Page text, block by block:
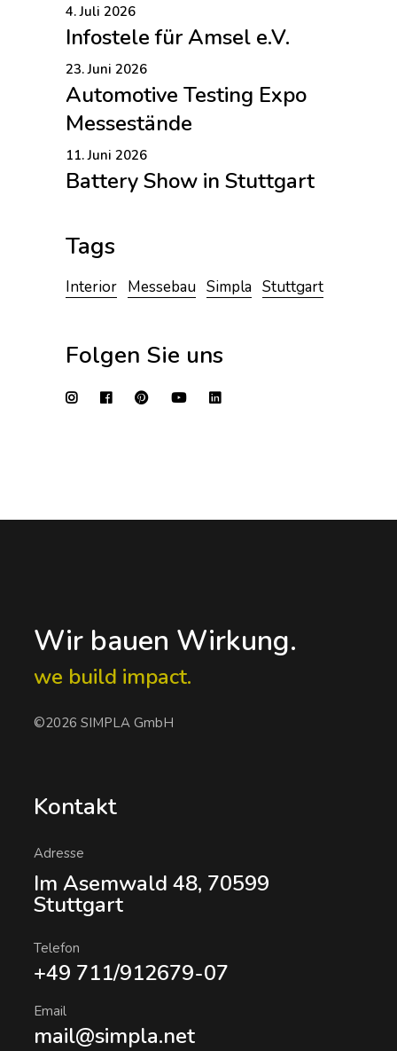
4. Juli 2026
Infostele für Amsel e.V.
23. Juni 2026
Automotive Testing Expo
Messestände
11. Juni 2026
Battery Show in Stuttgart
Tags
Interior Messebau Simpla Stuttgart
Folgen Sie uns
Wir bauen Wirkung.
we build impact.
©2026 SIMPLA GmbH
Kontakt
Adresse
Im Asemwald 48, 70599
Stuttgart
Telefon
+49 711/912679-07
Email
mail@simpla.net